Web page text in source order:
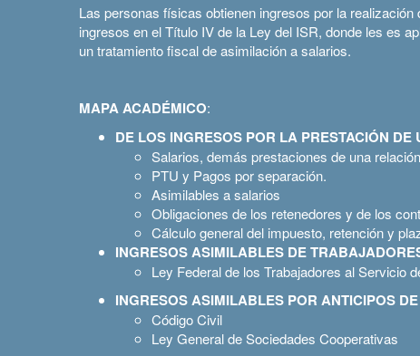
Las personas físicas obtienen ingresos por la
ingresos en el Título IV de la Ley del ISR, donde les es
un tratamiento fiscal de asimilación a salarios.
MAPA ACADÉMICO:
DE LOS INGRESOS POR LA PRESTACIÓN
Salarios, demás prestaciones de una
PTU y Pagos por separación.
Asimilables a salarios
Obligaciones de los retenedores y de los
Cálculo general del impuesto, retención y
INGRESOS ASIMILABLES DE
Ley Federal de los Trabajadores al Servicio
INGRESOS ASIMILABLES POR ANTICIPOS
Código Civil
Ley General de Sociedades Cooperativas